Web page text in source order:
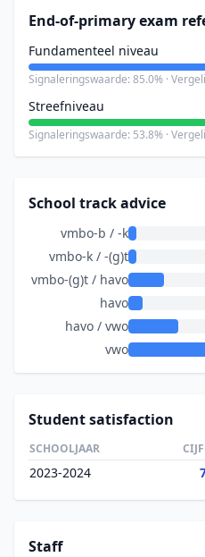
End-of-primary exam
Fundamenteel niveau
Signaleringswaarde: 85.0% ·
Streefniveau
Signaleringswaarde: 53.8% ·
School track advice
vmbo-b / -k
vmbo-k / -(g)t
vmbo-(g)t / havo
havo
havo / vwo
vwo
Student satisfaction
SCHOOLJAAR
2023-2024
Staff